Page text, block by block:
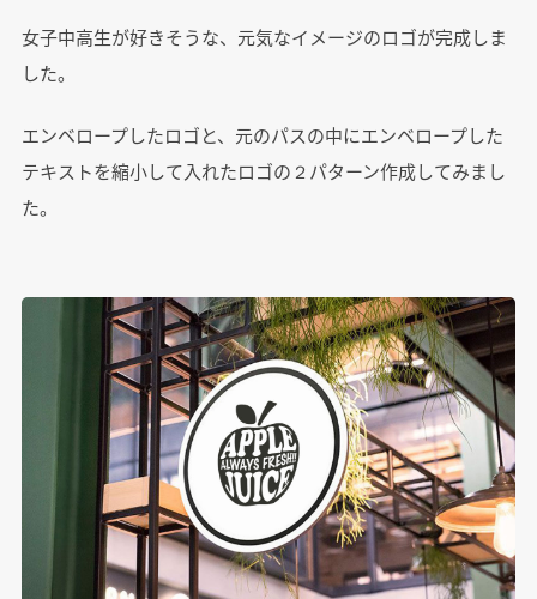
女子中高生が好きそうな、元気なイメージのロゴが完成しま
した。
エンベロープしたロゴと、元のパスの中にエンベロープした
テキストを縮小して入れたロゴの２パターン作成してみまし
た。